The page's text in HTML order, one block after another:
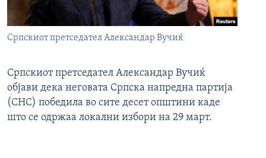
Српскиот претседател Александар Вучиќ
Српскиот претседател Александар Вучиќ
објави дека неговата Српска напредна партија
(СНС) победила во сите десет општини каде
што се одржаа локални избори на 29 март.